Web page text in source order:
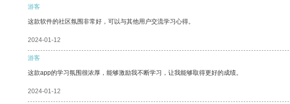
游客
这款软件的社区氛围非常好，可以与其他用户交流学习心得。
2024-01-12
游客
这款app的学习氛围很浓厚，能够激励我不断学习，让我能够取得更好的成绩。
2024-01-12